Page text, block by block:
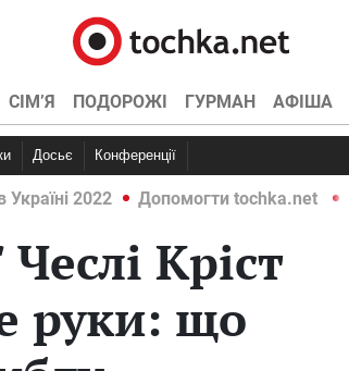
СІМ’Я ПОДОРОЖІ ГУРМАН АФІША
Досьє Конференції
Україні 2022 Допомогти tochka.net
Кріст
руки: що